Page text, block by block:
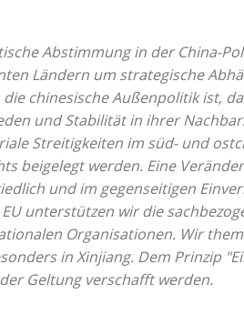
Abstimmung in der China-
Ländern um strategische
chinesische Außenpolitik ist,
und Stabilität in ihrer
Streitigkeiten im süd- und
beigelegt werden. Eine
und im gegenseitigen
unterstützen wir die
Organisationen. Wir
in Xinjiang. Dem Prinzip
Geltung verschafft werden.